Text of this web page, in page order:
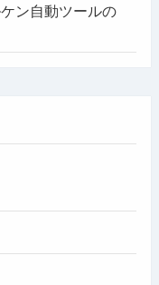
ン自動ツールの